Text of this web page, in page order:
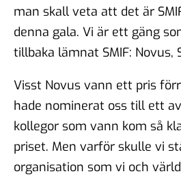
man skall veta att det är
denna gala. Vi är ett gäng
tillbaka lämnat SMIF: Novus,
Visst Novus vann ett pris
hade nominerat oss till ett
kollegor som vann kom så
priset. Men varför skulle vi
organisation som vi och